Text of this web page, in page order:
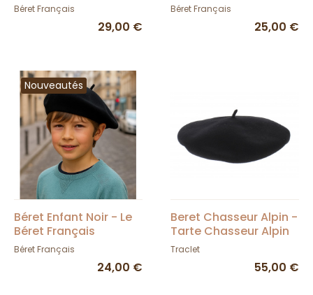
France - Le Béret
Français
Béret Français
29,00 €
Béret Français
Béret Français
25,00 €
Nouveautés
Béret Enfant Noir - Le
Béret Français
Béret Français
24,00 €
Beret Chasseur Alpin -
Tarte Chasseur Alpin
Traclet
55,00 €